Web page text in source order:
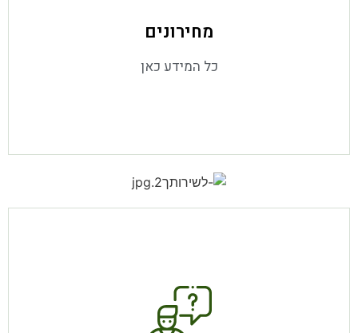
מחירונים
כל המידע כאן